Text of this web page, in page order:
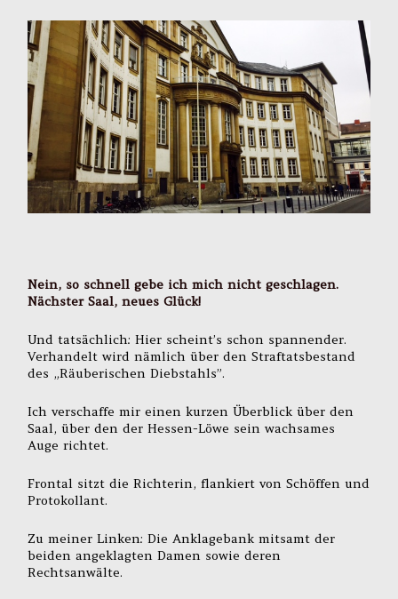
Nein, so schnell gebe ich mich nicht geschlagen.
Nächster Saal, neues Glück!
Und tatsächlich: Hier scheint’s schon spannender.
Verhandelt wird nämlich über den Straftatsbestand
des „Räuberischen Diebstahls”.
Ich verschaffe mir einen kurzen Überblick über den
Saal, über den der Hessen-Löwe sein wachsames
Auge richtet.
Frontal sitzt die Richterin, flankiert von Schöffen und
Protokollant.
Zu meiner Linken: Die Anklagebank mitsamt der
beiden angeklagten Damen sowie deren
Rechtsanwälte.